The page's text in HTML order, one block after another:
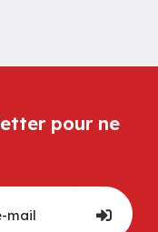
pour ne